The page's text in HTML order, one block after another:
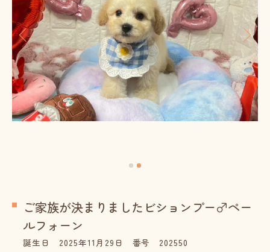
ご家族が決まりましたビションプー♂ペー
ルフォーン
誕生日 2025年11月29日 番号 202550